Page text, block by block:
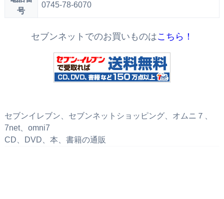
号
0745-78-6070
セブンネットでのお買いものはこちら！
セブンイレブン、セブンネットショッピング、オムニ７、
7net、omni7
CD、DVD、本、書籍の通販